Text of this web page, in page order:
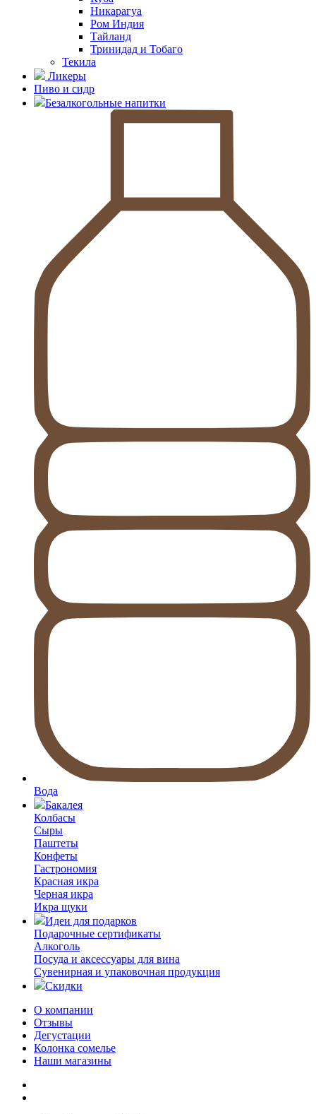
Никарагуа
Ром Индия
Тайланд
Тринидад и Тобаго
Текила
Ликеры
Пиво и сидр
Безалкогольные напитки
Вода
Бакалея
Колбасы
Сыры
Паштеты
Конфеты
Гастрономия
Красная икра
Черная икра
Икра щуки
Идеи для подарков
Подарочные сертификаты
Алкоголь
Посуда и аксессуары для вина
Сувенирная и упаковочная продукция
Скидки
О компании
Отзывы
Дегустации
Колонка сомелье
Наши магазины